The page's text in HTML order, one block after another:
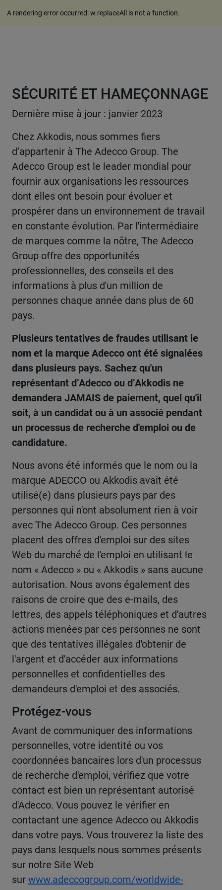
A rendering error occurred:w.replaceAll is not a function.
SÉCURITÉ ET HAMEÇONNAGE
Dernière mise à jour : janvier 2023
Chez Akkodis, nous sommes fiers
d’appartenir à The Adecco Group. The
Adecco Group est le leader mondial pour
fournir aux organisations les ressources
dont elles ont besoin pour évoluer et
prospérer dans un environnement de travail
en constante évolution. Par l'intermédiaire
de marques comme la nôtre, The Adecco
Group offre des opportunités
professionnelles, des conseils et des
informations à plus d'un million de
personnes chaque année dans plus de 60
pays.
Plusieurs tentatives de fraudes utilisant le
nom et la marque Adecco ont été signalées
dans plusieurs pays. Sachez qu'un
représentant d’Adecco ou d’Akkodis ne
demandera JAMAIS de paiement, quel qu'il
soit, à un candidat ou à un associé pendant
un processus de recherche d'emploi ou de
candidature.
Nous avons été informés que le nom ou la
marque ADECCO ou Akkodis avait été
utilisé(e) dans plusieurs pays par des
personnes qui n'ont absolument rien à voir
avec The Adecco Group. Ces personnes
placent des offres d'emploi sur des sites
Web du marché de l'emploi en utilisant le
nom « Adecco » ou « Akkodis » sans aucune
autorisation. Nous avons également des
raisons de croire que des e-mails, des
lettres, des appels téléphoniques et d'autres
actions menées par ces personnes ne sont
que des tentatives illégales d'obtenir de
l'argent et d'accéder aux informations
personnelles et confidentielles des
demandeurs d'emploi et des associés.
Protégez-vous
Avant de communiquer des informations
personnelles, votre identité ou vos
coordonnées bancaires lors d'un processus
de recherche d'emploi, vérifiez que votre
contact est bien un représentant autorisé
d'Adecco. Vous pouvez le vérifier en
contactant une agence Adecco ou Akkodis
dans votre pays. Vous trouverez la liste des
pays dans lesquels nous sommes présents
sur notre Site Web
sur www.adeccogroup.com/worldwide-